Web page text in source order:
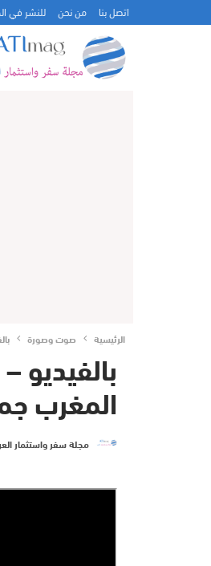
اتصل بنا من نحن للنشر في
الرئيسية صوت وصورة
بالفيديو
المغرب
مجلة سفر واستثمار